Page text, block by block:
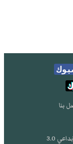
بنا
3.0